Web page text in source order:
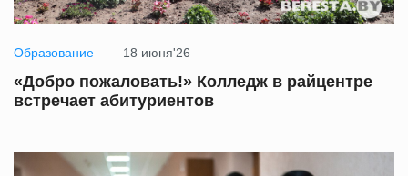
Образование 18 июня'26
«Добро пожаловать!» Колледж в райцентре
встречает абитуриентов